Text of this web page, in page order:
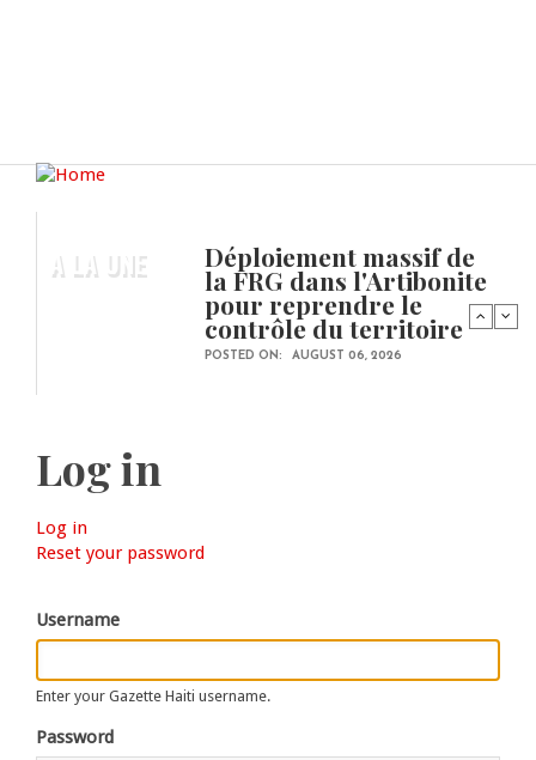
A LA UNE Déploiement massif de
la FRG dans l'Artibonite
pour reprendre le
contrôle du territoire
POSTED ON: AUGUST 06, 2026
Log in
Primary
Log in
tab)
Reset your password
Username
Enter your Gazette Haiti username.
Password